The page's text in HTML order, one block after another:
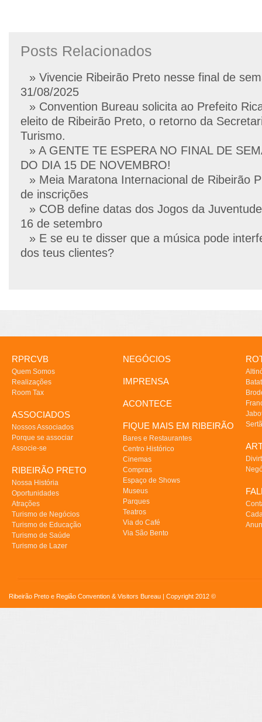
Posts Relacionados
» Vivencie Ribeirão Preto nesse final de
31/08/2025
» Convention Bureau solicita ao Prefeito
eleito de Ribeirão Preto, o retorno da
Turismo.
» A GENTE TE ESPERA NO FINAL DE
DO DIA 15 DE NOVEMBRO!
» Meia Maratona Internacional de Ribeirão
de inscrições
» COB define datas dos Jogos da
16 de setembro
» E se eu te disser que a música pode
dos teus clientes?
RPRCVB
Quem Somos
Realizações
Room Tax
ASSOCIADOS
Nossos Associados
Porque se associar
Associe-se
RIBEIRÃO PRETO
Nossa História
Oportunidades
Atrações
Turismo de Negócios
Turismo de Educação
Turismo de Saúde
Turismo de Lazer
NEGÓCIOS
IMPRENSA
ACONTECE
FIQUE MAIS EM RIBEIRÃO
Bares e Restaurantes
Centro Histórico
Cinemas
Compras
Espaço de Shows
Museus
Parques
Teatros
Via do Café
Via São Bento
Ribeirão Preto e Região Convention & Visitors Bureau | Copyright 2012 ©